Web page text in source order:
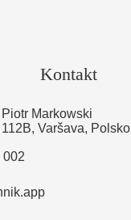
Kontakt
Markowski
Varšava, Polsko
002